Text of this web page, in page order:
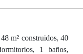
m² construidos, 40
1 baños,